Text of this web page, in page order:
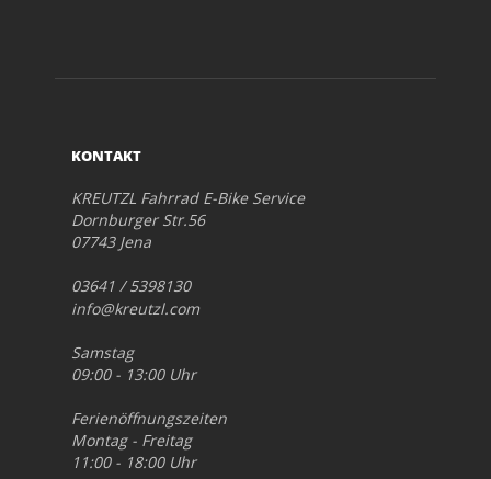
KONTAKT
KREUTZL Fahrrad E-Bike Service
Dornburger Str.56
07743 Jena
03641 / 5398130
info@kreutzl.com
Samstag
09:00 - 13:00 Uhr
Ferienöffnungszeiten
Montag - Freitag
11:00 - 18:00 Uhr